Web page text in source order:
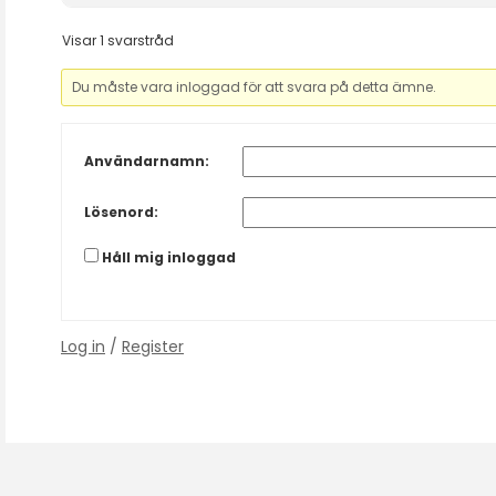
Visar 1 svarstråd
Du måste vara inloggad för att svara på detta ämne.
Användarnamn:
Lösenord:
Håll mig inloggad
Log in / Register